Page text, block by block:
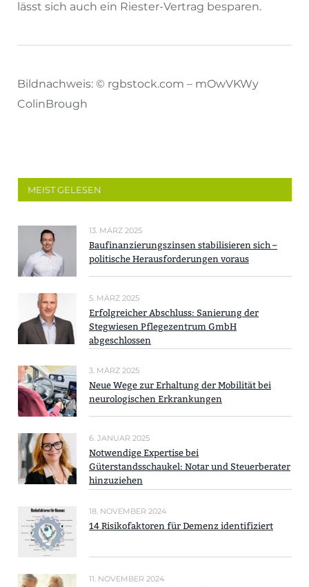
lässt sich auch ein Riester-Vertrag besparen.
Bildnachweis: © rgbstock.com – mOwVKWy
ColinBrough
MEIST GELESEN
13. MÄRZ 2025
Baufinanzierungszinsen stabilisieren sich –
politische Herausforderungen voraus
5. MÄRZ 2025
Erfolgreicher Abschluss: Sanierung der
Stegwiesen Pflegezentrum GmbH
abgeschlossen
3. MÄRZ 2025
Neue Wege zur Erhaltung der Mobilität bei
neurologischen Erkrankungen
6. JANUAR 2025
Notwendige Expertise bei
Güterstandsschaukel: Notar und Steuerberater
hinzuziehen
18. NOVEMBER 2024
14 Risikofaktoren für Demenz identifiziert
11. NOVEMBER 2024